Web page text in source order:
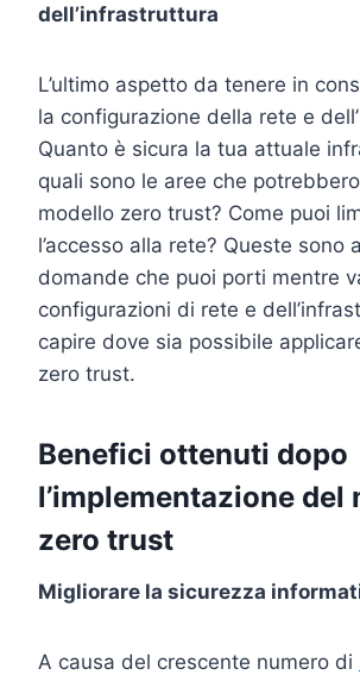
dell’infrastruttura
L’ultimo aspetto da tenere in
la configurazione della rete e
Quanto è sicura la tua attuale
quali sono le aree che
modello zero trust? Come puoi
l’accesso alla rete? Queste sono
domande che puoi porti mentre
configurazioni di rete e
capire dove sia possibile
zero trust.
Benefici ottenuti dopo
l’implementazione del
zero trust
Migliorare la sicurezza
A causa del crescente numero di